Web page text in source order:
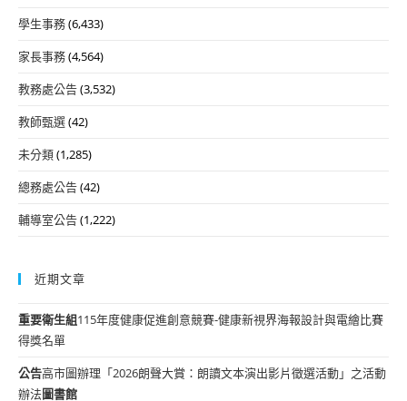
學生事務(6,433)
家長事務(4,564)
教務處公告(3,532)
教師甄選(42)
未分類(1,285)
總務處公告(42)
輔導室公告(1,222)
近期文章
重要衛生組115年度健康促進創意競賽-健康新視界海報設計與電繪比賽
得獎名單
公告高市圖辦理「2026朗聲大賞：朗讀文本演出影片徵選活動」之活動
辦法圖書館